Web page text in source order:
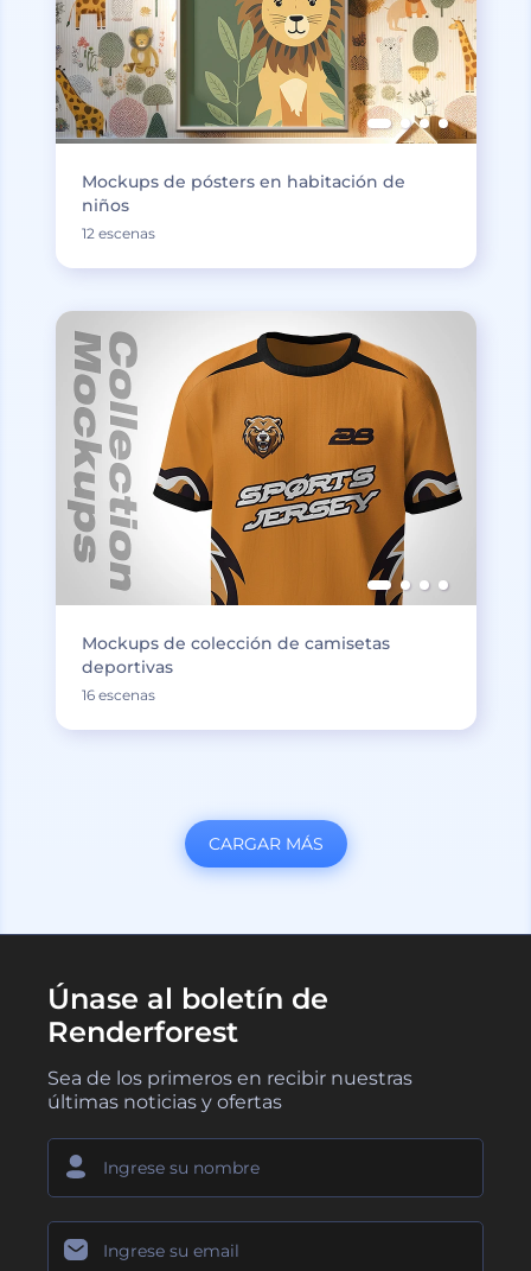
Mockups de pósters en habitación de
niños
12 escenas
Mockups de colección de camisetas
deportivas
16 escenas
CARGAR MÁS
Únase al boletín de
Renderforest
Sea de los primeros en recibir nuestras
últimas noticias y ofertas